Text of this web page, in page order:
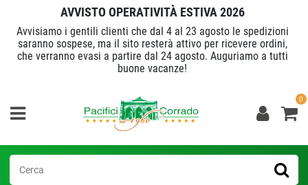
AVVISTO OPERATIVITÀ ESTIVA 2026
Avvisiamo i gentili clienti che dal 4 al 23 agosto le spedizioni
saranno sospese, ma il sito resterà attivo per ricevere ordini,
che verranno evasi a partire dal 24 agosto. Auguriamo a tutti
buone vacanze!
0